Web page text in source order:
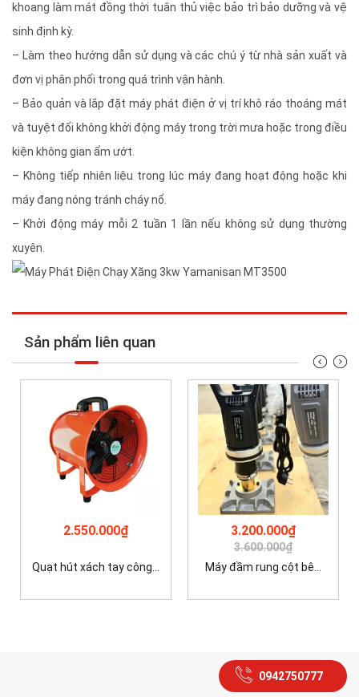
khoang làm mát đồng thời tuân thủ việc bảo trì bảo dưỡng và vệ
sinh định kỳ.
– Làm theo hướng dẫn sử dụng và các chú ý từ nhà sản xuất và
đơn vị phân phối trong quá trình vận hành.
– Bảo quản và lắp đặt máy phát điện ở vị trí khô ráo thoáng mát
và tuyệt đối không khởi động máy trong trời mưa hoặc trong điều
kiện không gian ẩm ướt.
– Không tiếp nhiên liệu trong lúc máy đang hoạt động hoặc khi
máy đang nóng tránh cháy nổ.
– Khởi động máy mỗi 2 tuần 1 lần nếu không sử dụng thường
xuyên.
Sản phẩm liên quan
2.550.000₫
Quạt hút xách tay công...
3.200.000₫
3.600.000₫
Máy đầm rung cột bê...
0942750777